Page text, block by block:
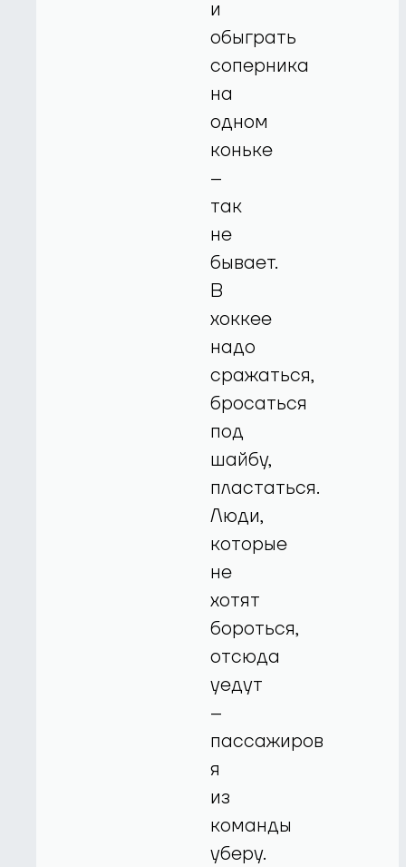
и
обыграть
соперника
на
одном
коньке
–
так
не
бывает.
В
хоккее
надо
сражаться,
бросаться
под
шайбу,
пластаться.
Люди,
которые
не
хотят
бороться,
отсюда
уедут
–
пассажиров
я
из
команды
уберу.